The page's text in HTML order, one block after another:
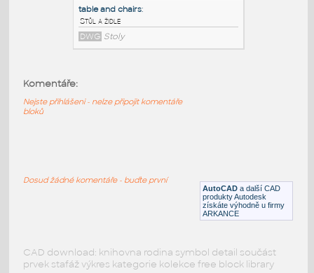
Jídelní stůl se židlemi, kuchyně
DWG Stoly
DWG Stoly
AutoCAD a další CAD
produkty Autodesk
získáte výhodně u firmy
ARKANCE
Komentáře:
Nejste přihlášeni - nelze připojit komentáře
bloků
Dosud žádné komentáře - buďte první
CAD download: knihovna rodina symbol detail součást
prvek stafáž výkres kategorie kolekce free block library